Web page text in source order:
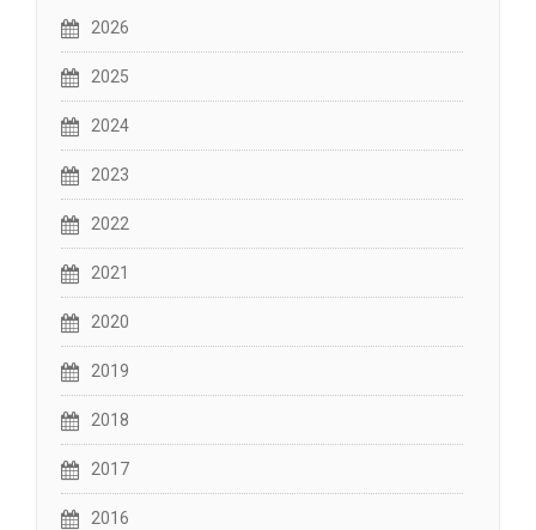
2026
2025
2024
2023
2022
2021
2020
2019
2018
2017
2016